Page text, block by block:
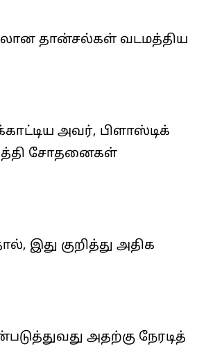
தான்சல்கள் வடமத்திய
அவர், பிளாஸ்டிக்
சோதனைகள்
இது குறித்து அதிக
அதற்கு நேரடித்